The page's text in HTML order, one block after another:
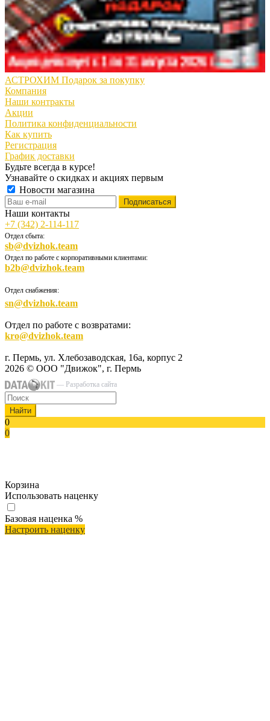
АСТРОХИМ Подарок за покупку
Компания
Наши контракты
Акции
Политика конфиденциальности
Как купить
Регистрация
График доставки
Будьте всегда в курсе!
Узнавайте о скидках и акциях первым
Новости магазина
Наши контакты
+7 (342) 2-114-117
Отдел сбыта:
sb@dvizhok.team
Отдел по работе с корпоративными клиентами:
b2b@dvizhok.team
Отдел снабжения:
sn@dvizhok.team
Отдел по работе с возвратами:
kro@dvizhok.team
г. Пермь, ул. Хлебозаводская, 16а, корпус 2
2026 © ООО "Движок", г. Пермь
— Разработка сайта
Найти
0
0
Корзина
Использовать наценку
Базовая наценка %
Настроить наценку